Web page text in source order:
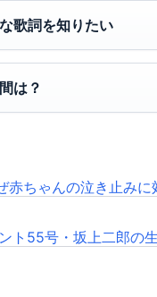
歌詞を知りたい
は？
赤ちゃんの泣き止み
ト55号・坂上二郎の